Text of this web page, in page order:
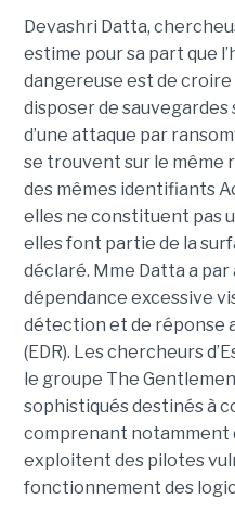
Devashri Datta,
estime pour sa part que
dangereuse est de croire
disposer de
d’une attaque par
se trouvent sur le même
des mêmes identifiants
elles ne constituent pas
elles font partie de la
déclaré. Mme Datta a
dépendance excessive
détection et de réponse
(EDR). Les chercheurs
le groupe The
sophistiqués destinés à
comprenant notamment
exploitent des pilotes
fonctionnement des